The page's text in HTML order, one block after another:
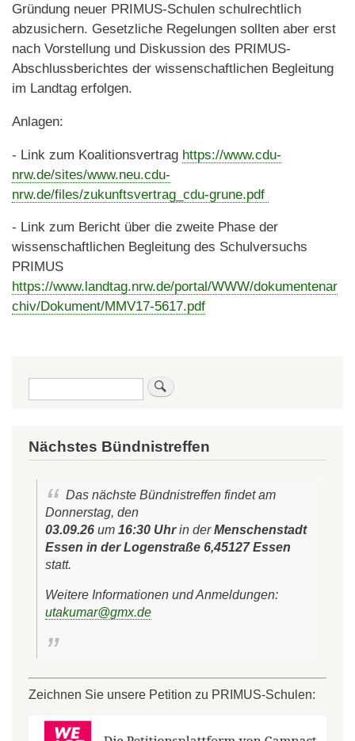
Gründung neuer PRIMUS-Schulen schulrechtlich
abzusichern. Gesetzliche Regelungen sollten aber erst
nach Vorstellung und Diskussion des PRIMUS-
Abschlussberichtes der wissenschaftlichen Begleitung
im Landtag erfolgen.
Anlagen:
- Link zum Koalitionsvertrag https://www.cdu-
nrw.de/sites/www.neu.cdu-
nrw.de/files/zukunftsvertrag_cdu-grune.pdf
- Link zum Bericht über die zweite Phase der
wissenschaftlichen Begleitung des Schulversuchs
PRIMUS
https://www.landtag.nrw.de/portal/WWW/dokumentenar
chiv/Dokument/MMV17-5617.pdf
Nächstes Bündnistreffen
Das nächste Bündnistreffen findet am
Donnerstag, den
03.09.26 um 16:30 Uhrin derMenschenstadt
Essen in der Logenstraße 6,45127 Essen
statt.
Weitere Informationen und Anmeldungen:
utakumar@gmx.de
Zeichnen Sie unsere Petition zu PRIMUS-Schulen: